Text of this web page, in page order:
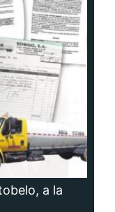
a la